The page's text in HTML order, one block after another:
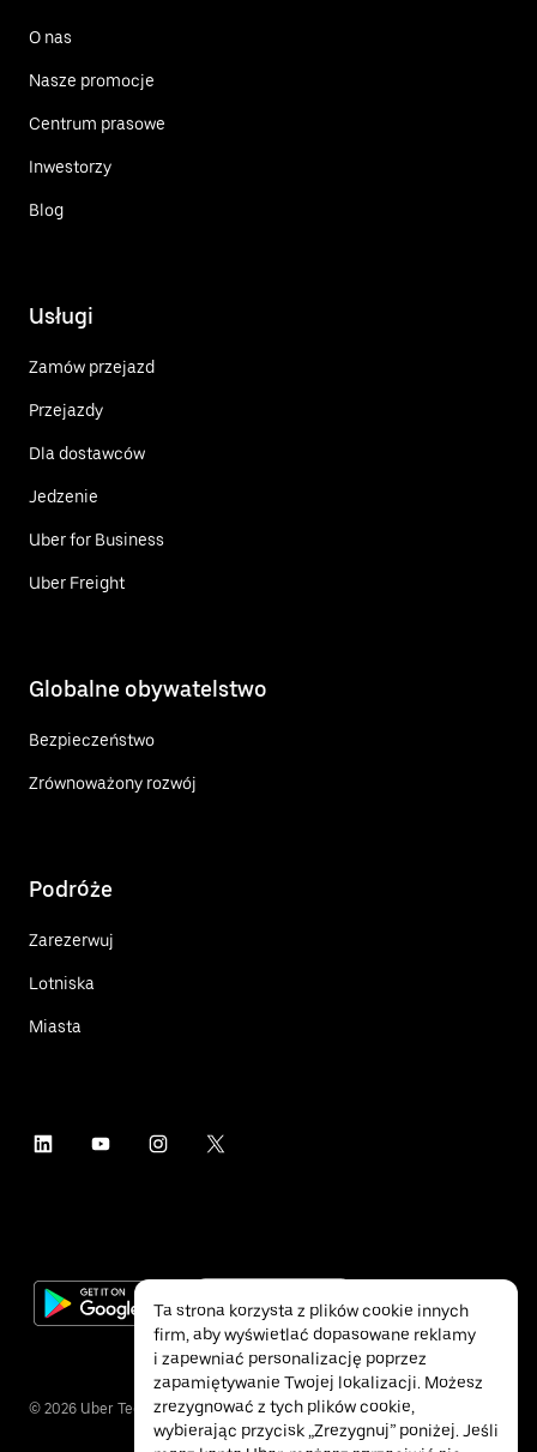
O nas
Nasze promocje
Centrum prasowe
Inwestorzy
Blog
Usługi
Zamów przejazd
Przejazdy
Dla dostawców
Jedzenie
Uber for Business
Uber Freight
Globalne obywatelstwo
Bezpieczeństwo
Zrównoważony rozwój
Podróże
Zarezerwuj
Lotniska
Miasta
© 2026 Uber Technologies Inc.
Ta strona korzysta z plików cookie innych
firm, aby wyświetlać dopasowane reklamy
i zapewniać personalizację poprzez
zapamiętywanie Twojej lokalizacji. Możesz
zrezygnować z tych plików cookie,
wybierając przycisk „Zrezygnuj” poniżej. Jeśli